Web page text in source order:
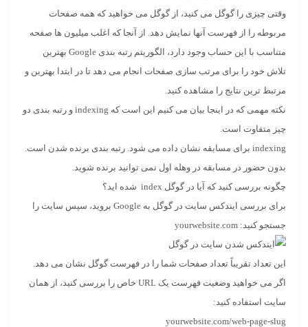
وقتی چیزی را گوگل می کنید، از گوگل می خواهید که همه صفحات
مربوطه را از فهرست آنها نمایش دهد. از آنجا که اغلب میلیون ها صفحه
متناسب با این حساب وجود دارد، الگوریتم رتبه بندی Google بهترین
تلاش خود را برای مرتب سازی صفحات انجام می دهد تا در ابتدا بهترین و
مرتبط ترین نتایج را مشاهده کنید.
نکته مهمی که در اینجا بیان می کنیم این است که indexing و رتبه بندی دو
چیز متفاوت است.
indexing برای مسابقه نشان داده می شود. رتبه بندی برنده شدن است.
بدون حضور در مسابقه در وهله اول نمی توانید برنده شوید.
چگونه بررسی کنید که آیا در گوگل
شده اید؟
برای بررسی ایندکس سایت در گوگل به Google بروید، سپس سایت را
جستجو کنید: yourwebsite.com
این تعداد تقریباً تعداد صفحات شما را در فهرست گوگل نشان می دهد.
اگر می خواهید وضعیت فهرست یک URL خاص را بررسی کنید، از همان
سایت استفاده کنید:
yourwebsite.com/web-page-slug